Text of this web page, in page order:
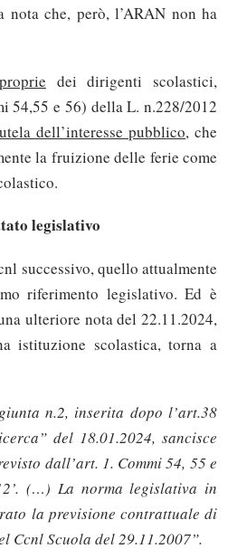
che, però, l’ARAN non ha
proprie dei dirigenti scolastici,
54,55 e 56) della L. n.228/2012
dell’interesse pubblico, che
la fruizione delle ferie come
legislativo
successivo, quello attualmente
riferimento legislativo. Ed è
ulteriore nota del 22.11.2024,
istituzione scolastica, torna a
n.2, inserita dopo l’art.38
del 18.01.2024, sancisce
dall’art. 1. Commi 54, 55 e
(…) La norma legislativa in
la previsione contrattuale di
Ccnl Scuola del 29.11.2007”.